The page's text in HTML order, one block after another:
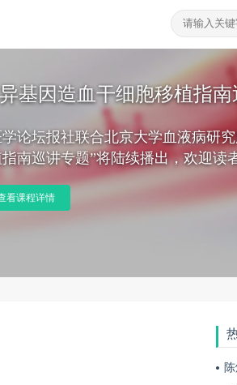
基因造血干细胞移植指
论坛报社联合北京大学血液病研
南巡讲专题”将陆续播出，欢迎读
看课程详情